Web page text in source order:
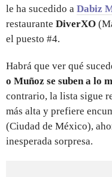
le ha sucedido a Dabiz
restaurante DiverXO
el puesto #4.
Habrá que ver qué
o Muñoz se suben a lo
contrario, la lista sigue
más alta y prefiere
(Ciudad de México),
inesperada sorpresa.